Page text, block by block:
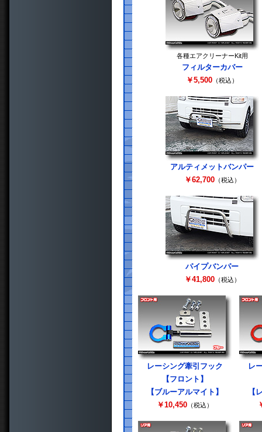
各種エアクリーナーKit用
フィルターカバー
￥5,500 （税込）
アルティメットバンパー
￥62,700（税込）
パイプバンパー
￥41,800（税込）
レーシング牽引フック
【フロント】
【ブルーアルマイト】
￥10,450 （税込）
レ
【